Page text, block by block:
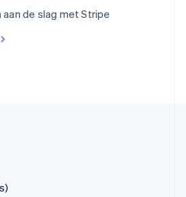
aan de slag met Stripe